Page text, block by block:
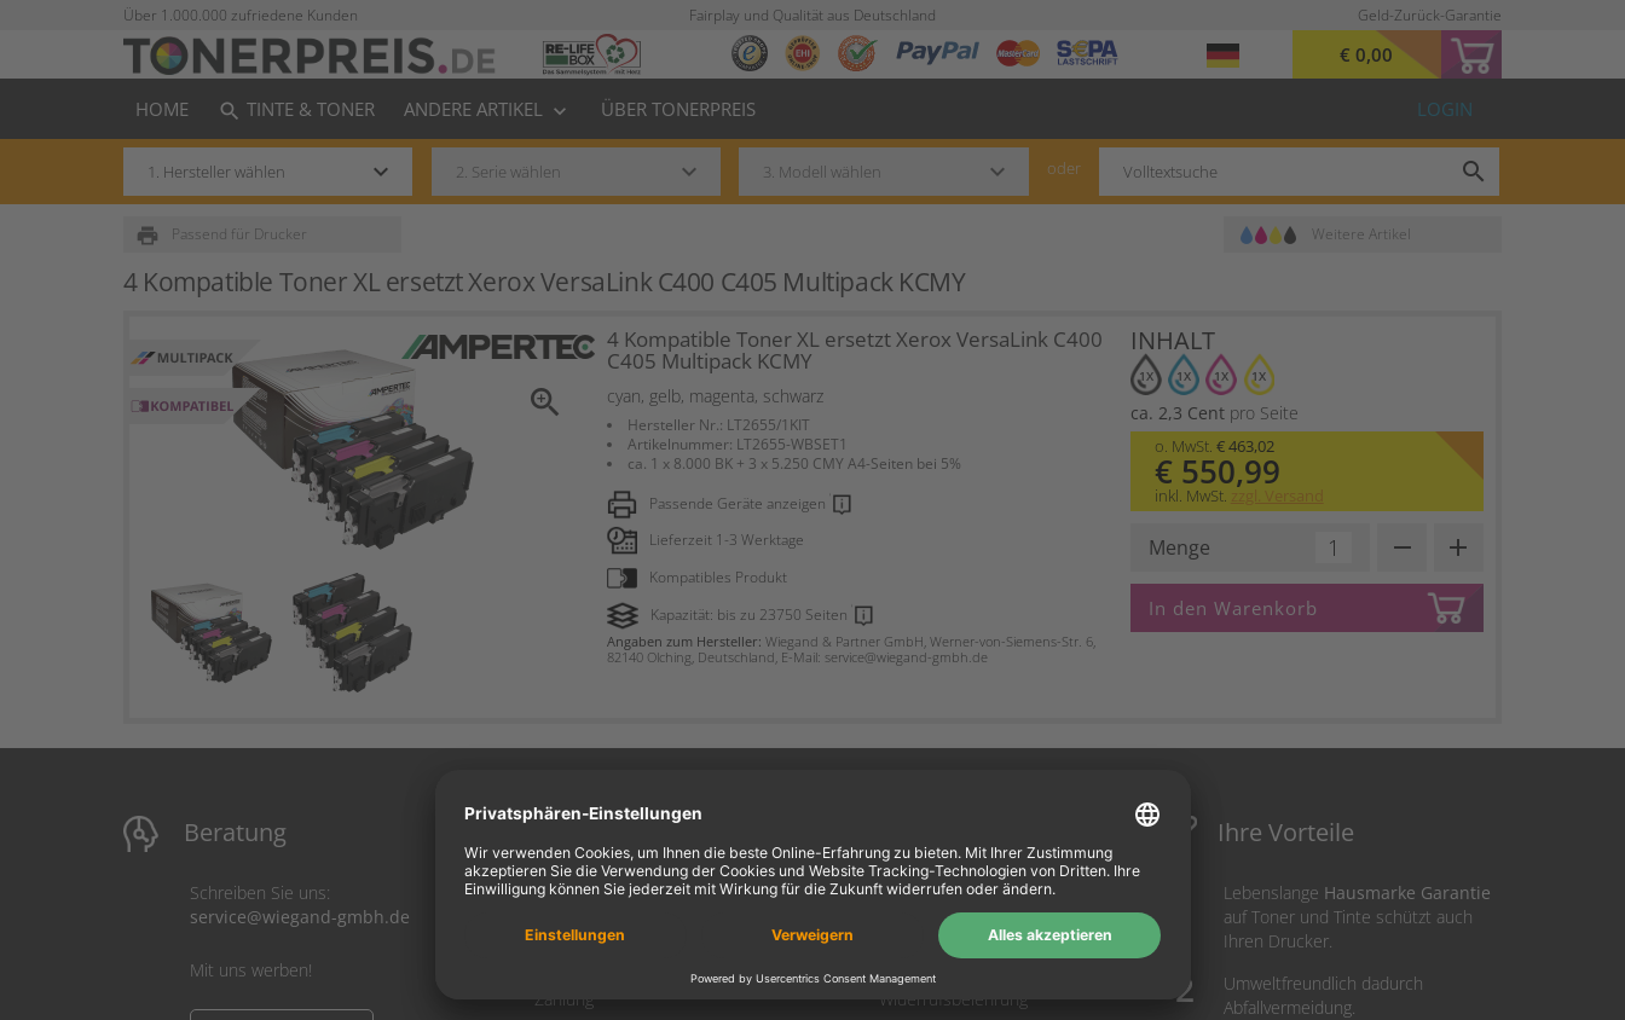
Über 1.000.000 zufriedene Kunden Fairplay und Qualität aus Deutschland Geld-Zurück-Garantie
€ 0,00
HOME search TINTE & TONER ANDERE ARTIKEL keyboard_arrow_down ÜBER TONERPREIS LOGIN
keyboard_arrow_down keyboard_arrow_down keyboard_arrow_down oder search
Passend für Drucker
print Weitere Artikel
4 Kompatible Toner XL ersetzt Xerox VersaLink C400 C405 Multipack KCMY
zoom_in
4 Kompatible Toner XL ersetzt Xerox VersaLink C400
C405 Multipack KCMY
cyan, gelb, magenta, schwarz
Hersteller Nr.: LT2655/1KIT
Artikelnummer: LT2655-WBSET1
ca. 1 x 8.000 BK + 3 x 5.250 CMY A4-Seiten bei 5%
Passende Geräte anzeigen
Lieferzeit 1-3 Werktage
Kompatibles Produkt
Kapazität: bis zu 23750 Seiten
Angaben zum Hersteller: Wiegand & Partner GmbH, Werner-von-Siemens-Str. 6,
82140 Olching, Deutschland, E-Mail: service@wiegand-gmbh.de
INHALT
1X 1X 1X 1X
ca. 2,3 Centpro Seite
o. MwSt. € 463,02
€ 550,99
inkl. MwSt. zzgl. Versand
Menge remove add
In den Warenkorb
Beratung
Schreiben Sie uns:
service@wiegand-gmbh.de
Mit uns werben!
Mein Konto
Login
Zahlung
Über uns
Datenschutz
Widerrufsbelehrung
Ihre Vorteile
Lebenslange Hausmarke Garantie
auf Toner und Tinte schützt auch
Ihren Drucker.
Umweltfreundlich dadurch
Abfallvermeidung.